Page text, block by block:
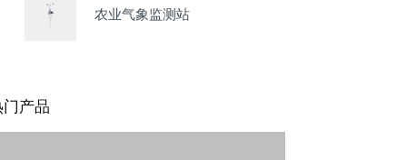
农业气象监测站
门产品